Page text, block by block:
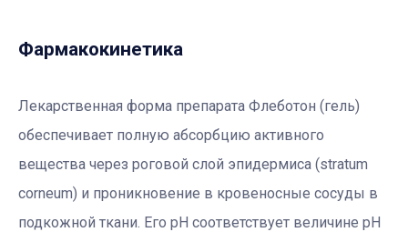
Фармакокинетика
Лекарственная форма препарата Флеботон (гель)
обеспечивает полную абсорбцию активного
вещества через роговой слой эпидермиса (stratum
corneum) и проникновение в кровеносные сосуды в
подкожной ткани. Его рН соответствует величине рН